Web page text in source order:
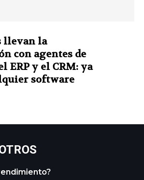
llevan la
con agentes de
ERP y el CRM: ya
software